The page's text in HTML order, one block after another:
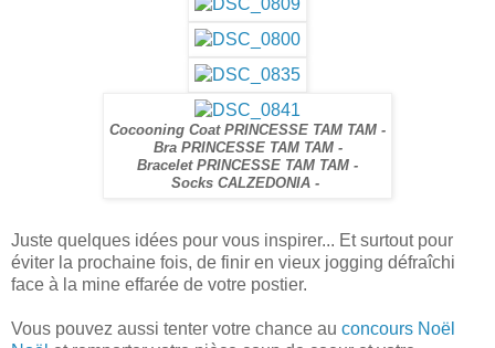
Cocooning Coat PRINCESSE TAM TAM -
Bra PRINCESSE TAM TAM -
Bracelet PRINCESSE TAM TAM -
Socks CALZEDONIA -
Juste quelques idées pour vous inspirer... Et surtout pour
éviter la prochaine fois, de finir en vieux jogging défraîchi
face à la mine effarée de votre postier.
Vous pouvez aussi tenter votre chance au concours Noël